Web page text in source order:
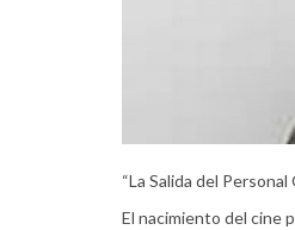
“La Salida del
El nacimiento del cine